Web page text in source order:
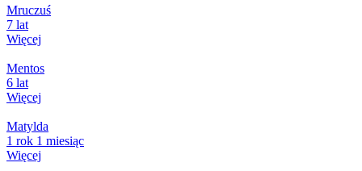
Mruczuś
7 lat
Więcej
Mentos
6 lat
Więcej
Matylda
1 rok 1 miesiąc
Więcej